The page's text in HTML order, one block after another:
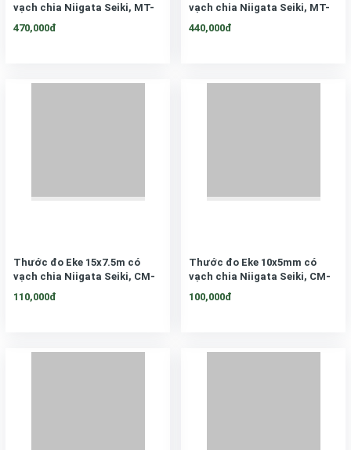
vạch chia Niigata Seiki, MT-
50KD
470,000đ
vạch chia Niigata Seiki, MT-
30KD
440,000đ
Thước đo Eke 15x7.5m có
vạch chia Niigata Seiki, CM-
15KD
110,000đ
Thước đo Eke 10x5mm có
vạch chia Niigata Seiki, CM-
10KD
100,000đ